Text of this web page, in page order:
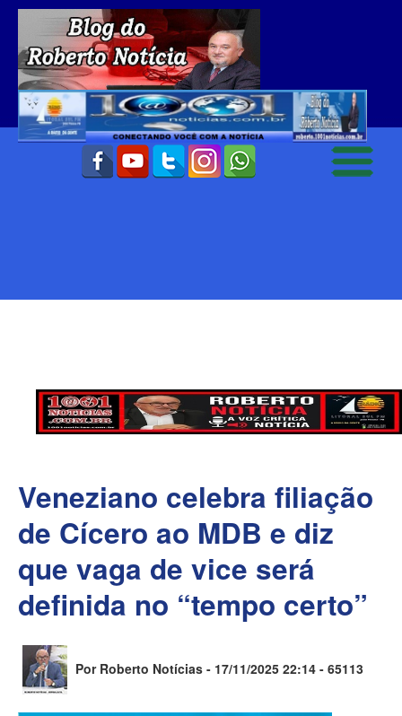
Veneziano celebra filiação
de Cícero ao MDB e diz
que vaga de vice será
definida no “tempo certo”
Por Roberto Notícias - 17/11/2025 22:14 - 65113